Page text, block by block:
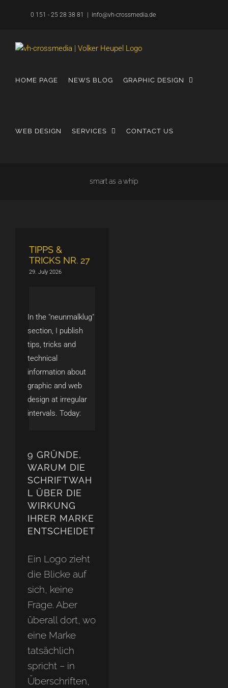
0 151 - 25 28 38 81 info@vh-crossmedia.de
HOME PAGE NEWS BLOG GRAPHIC DESIGN
WEB DESIGN SERVICES CONTACT US
smart as a whip
TIPPS &
TRICKS NR. 27
29. July 2026
In the "neunmalklug"
section, I publish
tips, tricks and
technical
information about
graphic and web
design at irregular
intervals. Today:
9 GRÜNDE,
WARUM DIE
SCHRIFTWAH
L ÜBER DIE
WIRKUNG
IHRER MARKE
ENTSCHEIDET
Ein Logo zieht
die Blicke auf
sich, keine
Frage. Aber
überall dort, wo
eine Marke
tatsächlich
spricht – in
Überschriften,